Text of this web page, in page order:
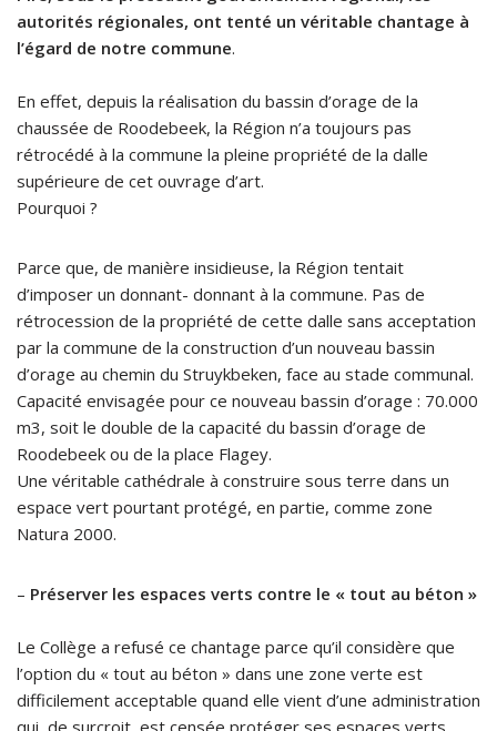
autorités régionales, ont tenté un véritable chantage à
l’égard de notre commune.
En effet, depuis la réalisation du bassin d’orage de la
chaussée de Roodebeek, la Région n’a toujours pas
rétrocédé à la commune la pleine propriété de la dalle
supérieure de cet ouvrage d’art.
Pourquoi ?
Parce que, de manière insidieuse, la Région tentait
d’imposer un donnant- donnant à la commune. Pas de
rétrocession de la propriété de cette dalle sans acceptation
par la commune de la construction d’un nouveau bassin
d’orage au chemin du Struykbeken, face au stade communal.
Capacité envisagée pour ce nouveau bassin d’orage : 70.000
m3, soit le double de la capacité du bassin d’orage de
Roodebeek ou de la place Flagey.
Une véritable cathédrale à construire sous terre dans un
espace vert pourtant protégé, en partie, comme zone
Natura 2000.
– Préserver les espaces verts contre le « tout au béton »
Le Collège a refusé ce chantage parce qu’il considère que
l’option du « tout au béton » dans une zone verte est
difficilement acceptable quand elle vient d’une administration
qui, de surcroit, est censée protéger ses espaces verts.